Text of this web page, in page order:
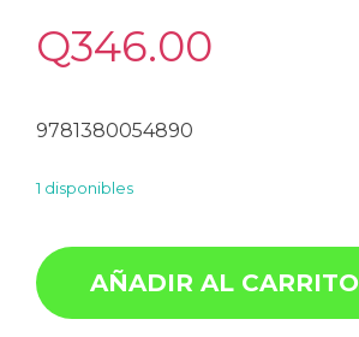
Q346.00
9781380054890
1 disponibles
AÑADIR AL CARRITO